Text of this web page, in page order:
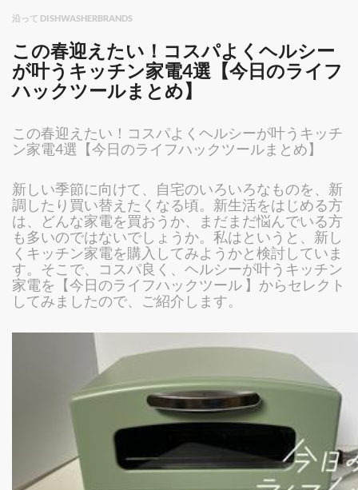
沿って DISHWASHERBRANDS
この春迎えたい！コスパよくヘルシー
が叶うキッチン家電4選【今日のライフ
ハックツールまとめ】
この春迎えたい！コスパよくヘルシーが叶うキッチ
ン家電4選【今日のライフハックツールまとめ】
新しい季節に向けて、自宅のいろいろなものを、新
調したり買い替えたくなる頃。新生活をはじめる方
は、どんな家電を買おうか、まだまだ悩んでいる方
も多いのではないでしょうか。私はというと、新し
くキッチン家電を購入してみようかと検討していま
す。そこで、コスパ良く、ヘルシーが叶うキッチン
家電を【今日のライフハックツール 】からセレクト
してみましたので、ご紹介します。